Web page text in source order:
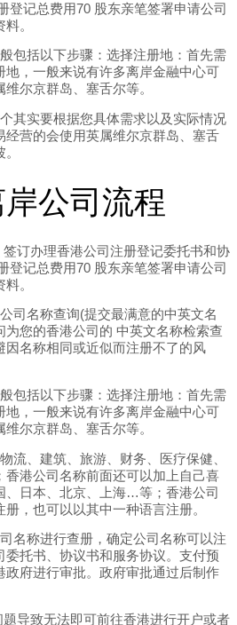
登记总费用70 股东亲笔签署申请公司
。
包括以下步骤：选择注册地：首先需
地，一般来说有许多离岸金融中心可
尔京群岛、塞舌尔等。
其实要根据您具体需求以及实际情况
经营的会使用英属维尔京群岛、塞舌
公司流程
订办理香港公司注册登记委托书和协
登记总费用70 股东亲笔签署申请公司
。
司名称查询(提交最满意的中英文名
您的香港公司的 中英文名称检索查
因名称相同或近似而注册不了的风
包括以下步骤：选择注册地：首先需
地，一般来说有许多离岸金融中心可
尔京群岛、塞舌尔等。
流、建筑、旅游、财务、医疗保健、
香港公司名称前面还可以加上自己喜
、日本、北京、上海…等；香港公司
，也可以以其中一种语言注册。
名称进行查册，确定公司名称可以注
委托书、协议书和服务协议。支付预
政府进行审批。政府审批通过后制作
导致无法即可前往香港进行开户或者